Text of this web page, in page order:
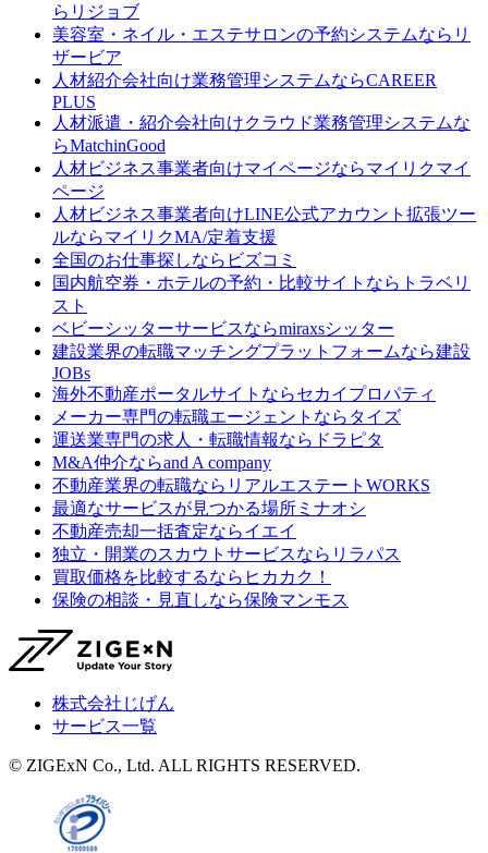
ら リジョブ
美容室・ネイル・エステサロンの予約システムなら リ
ザービア
人材紹介会社向け業務管理システムならCAREER
PLUS
人材派遣・紹介会社向けクラウド業務管理システムな
らMatchinGood
人材ビジネス事業者向けマイページならマイリクマイ
ページ
人材ビジネス事業者向けLINE公式アカウント拡張ツー
ルならマイリクMA/定着支援
全国のお仕事探しなら ビズコミ
国内航空券・ホテルの予約・比較サイトなら トラベリ
スト
ベビーシッターサービスならmiraxsシッター
建設業界の転職マッチングプラットフォームなら建設
JOBs
海外不動産ポータルサイトならセカイプロパティ
メーカー専門の転職エージェントなら タイズ
運送業専門の求人・転職情報なら ドラピタ
M&A仲介ならand A company
不動産業界の転職なら リアルエステートWORKS
最適なサービスが見つかる場所 ミナオシ
不動産売却一括査定ならイエイ
独立・開業のスカウトサービスなら リラパス
買取価格を比較するなら ヒカカク！
保険の相談・見直しなら保険マンモス
株式会社じげん
サービス一覧
© ZIGExN Co., Ltd. ALL RIGHTS RESERVED.